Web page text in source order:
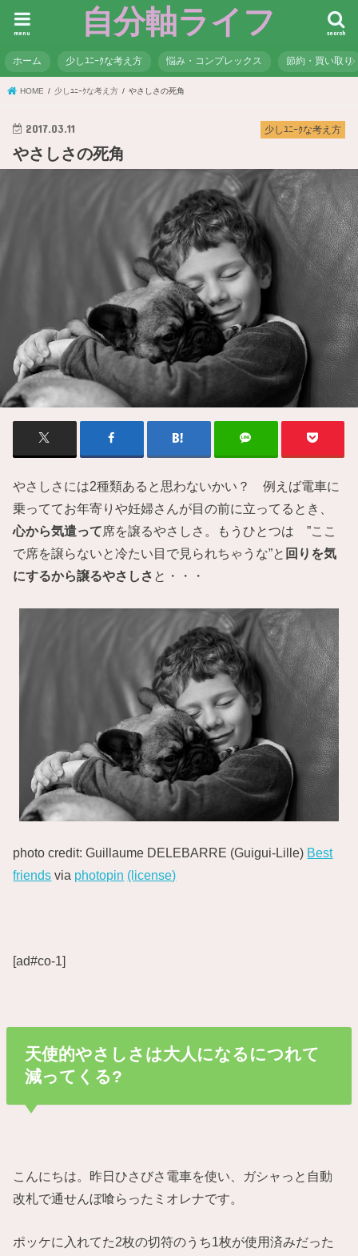
自分軸ライフ search
menu
ホーム 少しﾕﾆｰｸな考え方 悩み・コンプレックス 節約・買い取り
HOME 少しﾕﾆｰｸな考え方 やさしさの死角
少しﾕﾆｰｸな考え方
2017.03.11
やさしさの死角
やさしさには2種類あると思わないかい？ 例えば電車に
乗っててお年寄りや妊婦さんが目の前に立ってるとき、
心から気遣って席を譲るやさしさ。もうひとつは ”ここ
で席を譲らないと冷たい目で見られちゃうな”と 回りを気
にするから譲るやさしさ と・・・
photo credit: Guillaume DELEBARRE (Guigui-Lille) Best
friends via photopin (license)
[ad#co-1]
天使的やさしさは大人になるにつれて
減ってくる?
こんにちは。昨日ひさびさ電車を使い、ガシャっと自動
改札で通せんぼ喰らったミオレナです。
ポッケに入れてた2枚の切符のうち1枚が使用済みだった